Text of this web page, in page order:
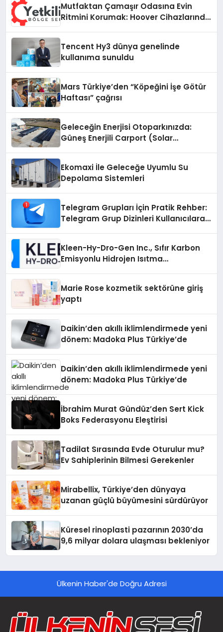
Mutfaktan Çamaşır Odasına Evin
Ritmini Korumak: Hoover Cihazlarında
Tencent Hy3 dünya genelinde
kullanıma sunuldu
Mars Türkiye’den “Köpeğini İşe Götür
Haftası” çağrısı
Geleceğin Enerjisi Otoparkınızda:
Güneş Enerjili Carport (Solar
Ekomaxi İle Geleceğe Uyumlu Su
Depolama Sistemleri
Telegram Grupları İçin Pratik Rehber:
Telegram Grup Dizinleri Kullanıcılara
Kleen-Hy-Dro-Gen Inc., Sıfır Karbon
Emisyonlu Hidrojen Isıtma
Marie Rose kozmetik sektörüne giriş
yaptı
Daikin’den akıllı iklimlendirmede yeni
dönem: Madoka Plus Türkiye’de
Daikin’den akıllı iklimlendirmede yeni
dönem: Madoka Plus Türkiye’de
İbrahim Murat Gündüz’den Sert Kick
Boks Federasyonu Eleştirisi
Tadilat Sırasında Evde Oturulur mu?
Ev Sahiplerinin Bilmesi Gerekenler
Mirabellix, Türkiye’den dünyaya
uzanan güçlü büyümesini sürdürüyor
Küresel rinoplasti pazarının 2030’da
9,6 milyar dolara ulaşması bekleniyor
Ülkenin Haber'de Doğru Adresi